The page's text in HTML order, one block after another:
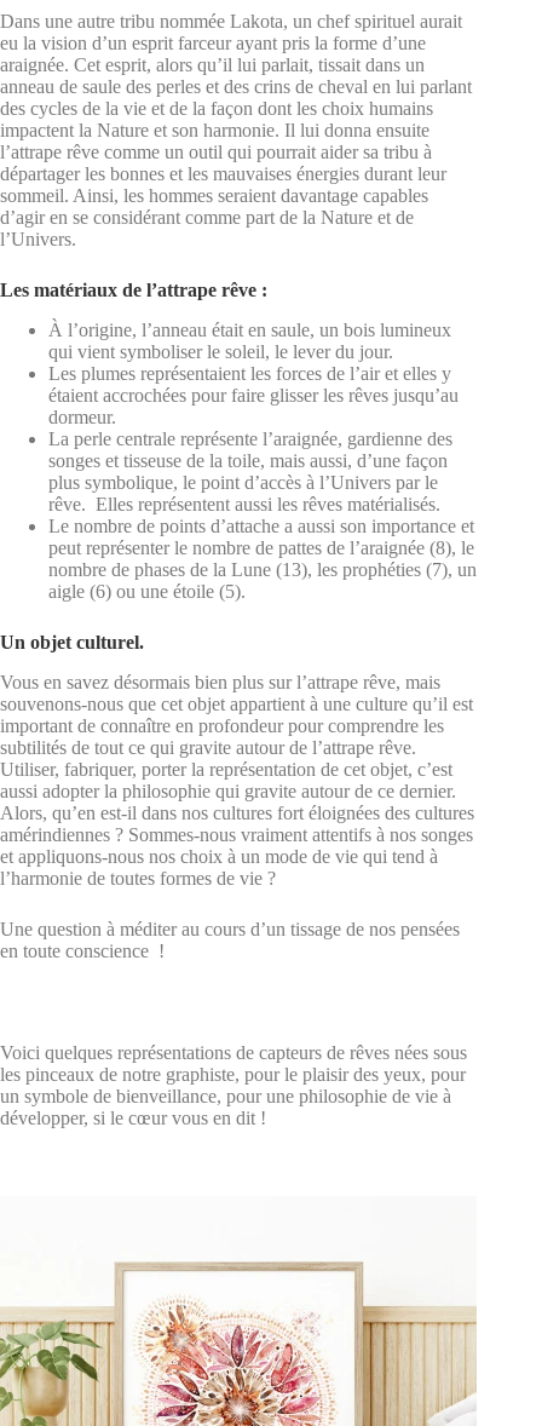
Dans une autre tribu nommée Lakota, un chef spirituel aurait
eu la vision d’un esprit farceur ayant pris la forme d’une
araignée. Cet esprit, alors qu’il lui parlait, tissait dans un
anneau de saule des perles et des crins de cheval en lui parlant
des cycles de la vie et de la façon dont les choix humains
impactent la Nature et son harmonie. Il lui donna ensuite
l’attrape rêve comme un outil qui pourrait aider sa tribu à
départager les bonnes et les mauvaises énergies durant leur
sommeil. Ainsi, les hommes seraient davantage capables
d’agir en se considérant comme part de la Nature et de
l’Univers.
Les matériaux de l’attrape rêve :
À l’origine, l’anneau était en saule, un bois lumineux
qui vient symboliser le soleil, le lever du jour.
Les plumes représentaient les forces de l’air et elles y
étaient accrochées pour faire glisser les rêves jusqu’au
dormeur.
La perle centrale représente l’araignée, gardienne des
songes et tisseuse de la toile, mais aussi, d’une façon
plus symbolique, le point d’accès à l’Univers par le
rêve. Elles représentent aussi les rêves matérialisés.
Le nombre de points d’attache a aussi son importance et
peut représenter le nombre de pattes de l’araignée (8), le
nombre de phases de la Lune (13), les prophéties (7), un
aigle (6) ou une étoile (5).
Un objet culturel.
Vous en savez désormais bien plus sur l’attrape rêve, mais
souvenons-nous que cet objet appartient à une culture qu’il est
important de connaître en profondeur pour comprendre les
subtilités de tout ce qui gravite autour de l’attrape rêve.
Utiliser, fabriquer, porter la représentation de cet objet, c’est
aussi adopter la philosophie qui gravite autour de ce dernier.
Alors, qu’en est-il dans nos cultures fort éloignées des cultures
amérindiennes ? Sommes-nous vraiment attentifs à nos songes
et appliquons-nous nos choix à un mode de vie qui tend à
l’harmonie de toutes formes de vie ?
Une question à méditer au cours d’un tissage de nos pensées
en toute conscience !
Voici quelques représentations de capteurs de rêves nées sous
les pinceaux de notre graphiste, pour le plaisir des yeux, pour
un symbole de bienveillance, pour une philosophie de vie à
développer, si le cœur vous en dit !